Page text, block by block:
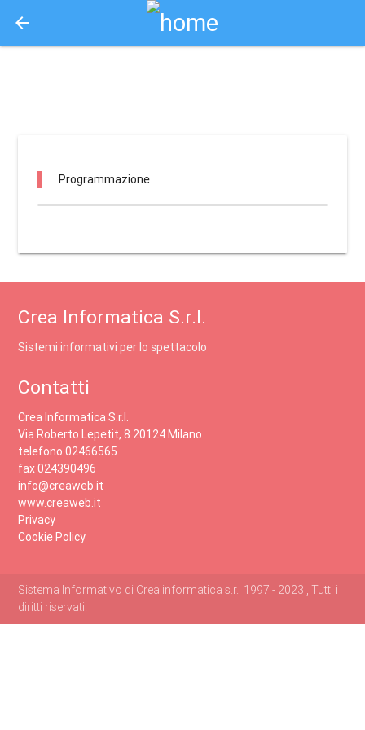
arrow_back
Programmazione
Crea Informatica S.r.l.
Sistemi informativi per lo spettacolo
Contatti
Crea Informatica S.r.l.
Via Roberto Lepetit, 8 20124 Milano
telefono 02466565
fax 024390496
info@creaweb.it
www.creaweb.it
Privacy
Cookie Policy
Sistema Informativo di Crea informatica s.r.l 1997 - 2023 , Tutti i
diritti riservati.